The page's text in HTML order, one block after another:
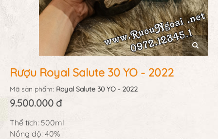
Rượu Royal Salute 30 YO - 2022
Mã sản phẩm: Royal Salute 30 YO - 2022
9.500.000 đ
Thể tích: 500ml
Nồng độ: 40%